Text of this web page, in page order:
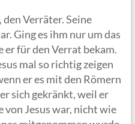
den Verräter. Seine
Ging es ihm nur um das
er für den Verrat bekam.
mal so richtig zeigen
er es mit den Römern
sich gekränkt, weil er
von Jesus war, nicht wie